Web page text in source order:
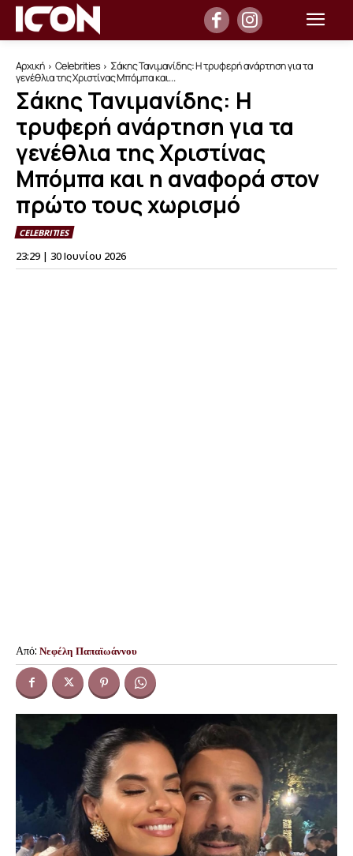
Αρχική Celebrities
Σάκης Τανιμανίδης: Η τρυφερή ανάρτηση για τα
γενέθλια της Χριστίνας Μπόμπα και...
Σάκης Τανιμανίδης: Η
τρυφερή ανάρτηση για τα
γενέθλια της Χριστίνας
Μπόμπα και η αναφορά στον
πρώτο τους χωρισμό
CELEBRITIES
23:29 | 30 Ιουνίου 2026
Από: Νεφέλη Παπαϊωάννου